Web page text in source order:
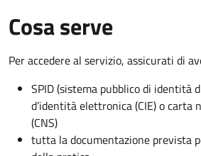
Cosa serve
Per accedere al servizio, assicurati di
SPID (sistema pubblico di identità
d’identità elettronica (CIE) o carta
(CNS)
tutta la documentazione prevista